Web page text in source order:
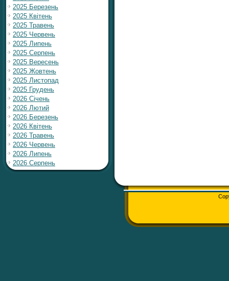
2025 Березень
2025 Квітень
2025 Травень
2025 Червень
2025 Липень
2025 Серпень
2025 Вересень
2025 Жовтень
2025 Листопад
2025 Грудень
2026 Січень
2026 Лютий
2026 Березень
2026 Квітень
2026 Травень
2026 Червень
2026 Липень
2026 Серпень